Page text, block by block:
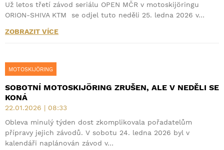
Už letos třetí závod seriálu OPEN MČR v motoskijöringu
ORION-SHIVA KTM se odjel tuto neděli 25. ledna 2026 v…
ZOBRAZIT VÍCE
MOTOSKIJÖRING
SOBOTNÍ MOTOSKIJÖRING ZRUŠEN, ALE V NEDĚLI SE
KONÁ
22.01.2026 | 08:33
Obleva minulý týden dost zkomplikovala pořadatelům
přípravy jejich závodů. V sobotu 24. ledna 2026 byl v
kalendáři naplánován závod v…